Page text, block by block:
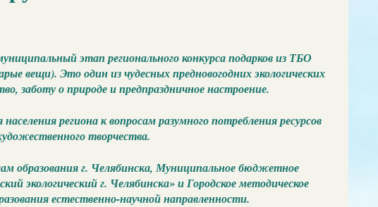
этап регионального конкурса подарков из ТБО
вещи). Это один из чудесных предновогодних экологических
заботу о природе и предпраздничное настроение.
региона к вопросам разумного потребления ресурсов
творчества.
образования г. Челябинска, Муниципальное бюджетное
экологический г. Челябинска» и Городское методическое
естественно-научной направленности.